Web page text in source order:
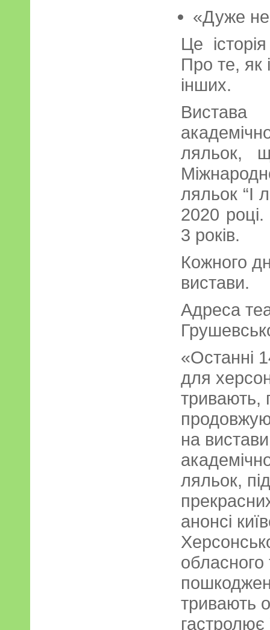
«Дуже
Це
Про те, як
інших.
ляльок,
ляльок “І
2020
3 років.
Кожного
вистави.
Адреса
«Останні
для
тривають,
на
ляльок,
анонсі
обласного
тривають